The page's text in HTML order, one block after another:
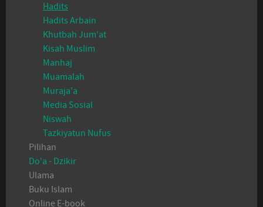
Hadits
Hadits Arbain
Khutbah Jum'at
Kisah Muslim
Manhaj
Muamalah
Muraja'a
Media Sosial
Niswah
Tazkiyatun Nufus
Pilihan
Do'a - Dzikir
Ulama
Buku Islam
Online E-book